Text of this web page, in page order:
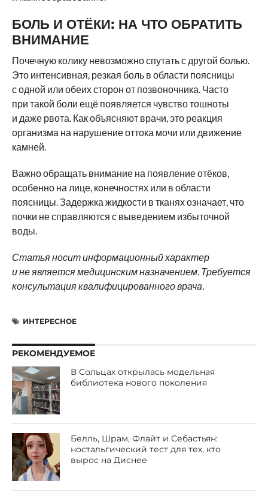
БОЛЬ И ОТЁКИ: НА ЧТО ОБРАТИТЬ
ВНИМАНИЕ
Почечную колику невозможно спутать с другой болью.
Это интенсивная, резкая боль в области поясницы
с одной или обеих сторон от позвоночника. Часто
при такой боли ещё появляется чувство тошноты
и даже рвота. Как объясняют врачи, это реакция
организма на нарушение оттока мочи или движение
камней.
Важно обращать внимание на появление отёков,
особенно на лице, конечностях или в области
поясницы. Задержка жидкости в тканях означает, что
почки не справляются с выведением избыточной
воды.
Статья носит информационный характер
и не является медицинским назначением. Требуется
консультация квалифицированного врача.
ИНТЕРЕСНОЕ
РЕКОМЕНДУЕМОЕ
В Сольцах открылась модельная
библиотека нового поколения
Белль, Шрам, Флайт и Себастьян:
ностальгический тест для тех, кто
вырос на Диснее